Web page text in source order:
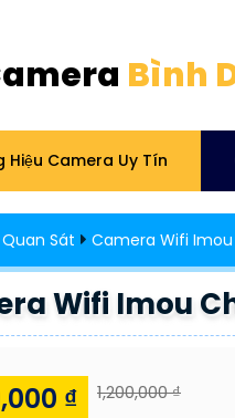
Bình
Hiệu Camera Uy Tín
Sát Camera Wifi Imou
Wifi Imou
₫ 1,200,000 ₫